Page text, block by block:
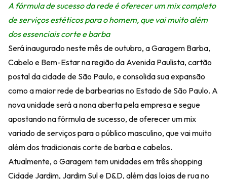
A fórmula de sucesso da rede é oferecer um mix completo
de serviços estéticos para o homem, que vai muito além
dos essenciais corte e barba
Será inaugurado neste mês de outubro, a Garagem Barba,
Cabelo e Bem-Estar na região da Avenida Paulista, cartão
postal da cidade de São Paulo, e consolida sua expansão
como a maior rede de barbearias no Estado de São Paulo. A
nova unidade será a nona aberta pela empresa e segue
apostando na fórmula de sucesso, de oferecer um mix
variado de serviços para o público masculino, que vai muito
além dos tradicionais corte de barba e cabelos.
Atualmente, o Garagem tem unidades em três shopping
Cidade Jardim, Jardim Sul e D&D, além das lojas de rua no